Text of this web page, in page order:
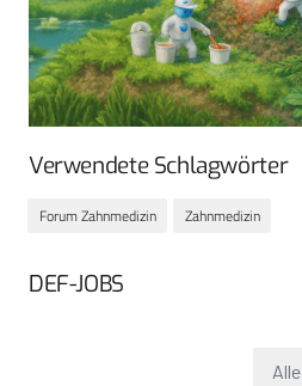
Verwendete Schlagwörter
Forum Zahnmedizin Zahnmedizin
DEF-JOBS